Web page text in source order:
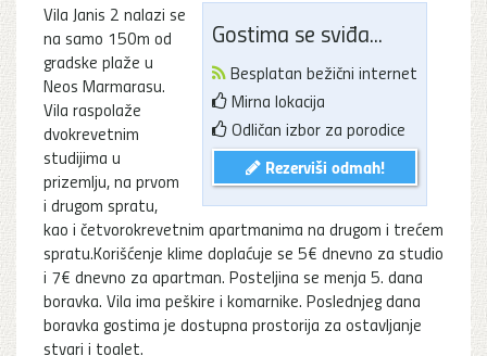
Gostima se sviđa...
Besplatan bežični internet
Mirna lokacija
Odličan izbor za porodice
Rezerviši odmah!
Vila Janis 2 nalazi se
na samo 150m od
gradske plaže u
Neos Marmarasu.
Vila raspolaže
dvokrevetnim
studijima u
prizemlju, na prvom
i drugom spratu,
kao i četvorokrevetnim apartmanima na drugom i trećem
spratu.Korišćenje klime doplaćuje se 5€ dnevno za studio
i 7€ dnevno za apartman. Posteljina se menja 5. dana
boravka. Vila ima peškire i komarnike. Poslednjeg dana
boravka gostima je dostupna prostorija za ostavljanje
stvari i toalet.